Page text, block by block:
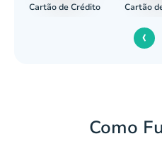
Cartão de Crédito Cartão
‹
Como